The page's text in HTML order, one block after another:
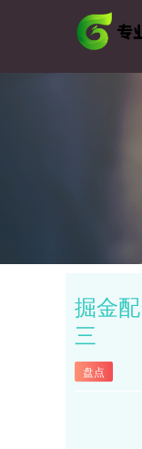
掘金
三
盘点